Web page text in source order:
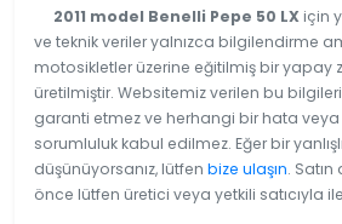
2011 model Benelli Pepe 50 LX için
ve teknik veriler yalnızca bilgilendirme
motosikletler üzerine eğitilmiş bir yapay
üretilmiştir. Websitemiz verilen bu
garanti etmez ve herhangi bir hata veya
sorumluluk kabul edilmez. Eğer bir
düşünüyorsanız, lütfen bize ulaşın.
önce lütfen üretici veya yetkili satıcıyla